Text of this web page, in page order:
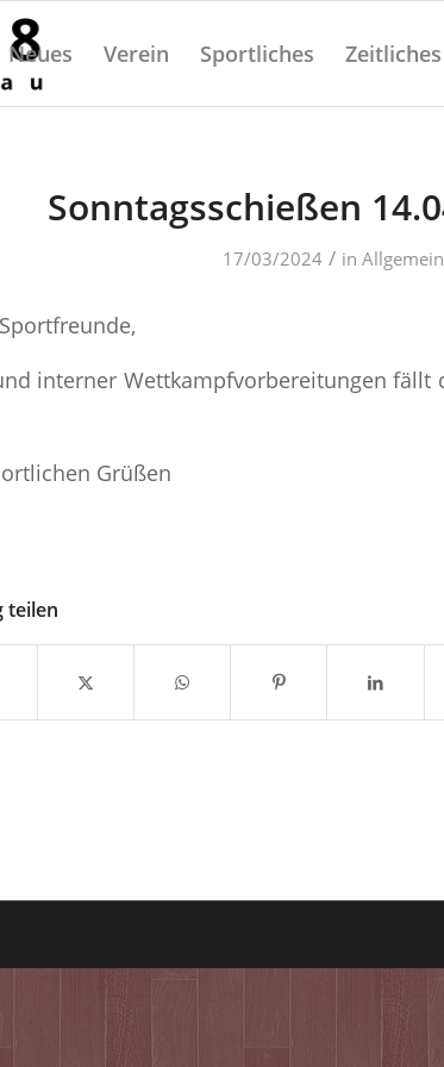
Neues Verein Sportliches Zeitliches
Sonntagsschießen
17/03/2024 / in Allgemein
interner Wettkampfvorbereitungen fällt
Grüßen
teilen